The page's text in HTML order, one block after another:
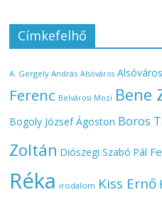
Címkefelhő
A. Gergely András Alsóváros
Ferenc Belvárosi Mozi Bene
Bogoly József Ágoston Boros
Zoltán Diószegi Szabó Pál
Réka irodalom Kiss Ernő